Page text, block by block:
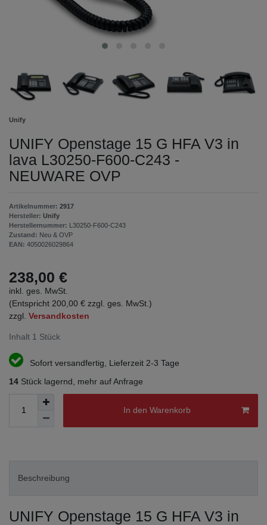
Unify
UNIFY Openstage 15 G HFA V3 in
lava L30250-F600-C243 -
NEUWARE OVP
Artikelnummer: 2917
Hersteller: Unify
Herstellernummer: L30250-F600-C243
Zustand: Neu & OVP
EAN: 4050026029864
238,00 €
inkl. ges. MwSt.
(Entspricht 200,00 € zzgl. ges. MwSt.)
zzgl. Versandkosten
Inhalt 1 Stück
Sofort versandfertig, Lieferzeit 2-3 Tage
14 Stück lagernd, mehr auf Anfrage
In den Warenkorb
Beschreibung
UNIFY Openstage 15 G HFA V3 in